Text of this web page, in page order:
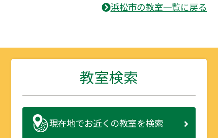
浜松市の教室一覧に戻る
教室検索
現在地でお近くの教室を検索